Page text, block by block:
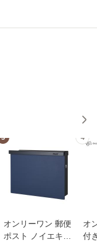
3
オンリーワン 郵便
ポスト ノイエキュ
4
オ
付